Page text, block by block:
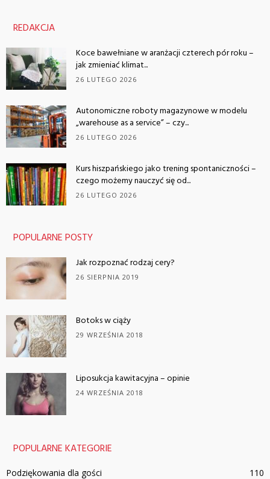
REDAKCJA
Koce bawełniane w aranżacji czterech pór roku –
jak zmieniać klimat...
26 LUTEGO 2026
Autonomiczne roboty magazynowe w modelu
„warehouse as a service” – czy...
26 LUTEGO 2026
Kurs hiszpańskiego jako trening spontaniczności –
czego możemy nauczyć się od...
26 LUTEGO 2026
POPULARNE POSTY
Jak rozpoznać rodzaj cery?
26 SIERPNIA 2019
Botoks w ciąży
29 WRZEŚNIA 2018
Liposukcja kawitacyjna – opinie
24 WRZEŚNIA 2018
POPULARNE KATEGORIE
Podziękowania dla gości
110